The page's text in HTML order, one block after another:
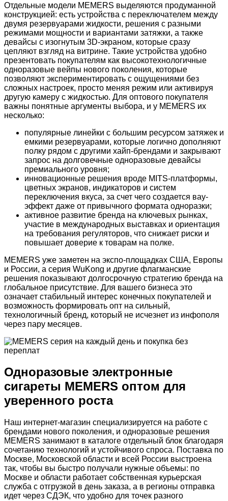
Отдельные модели MEMERS выделяются продуманной
конструкцией: есть устройства с переключателем между
двумя резервуарами жидкости, решения с разными
режимами мощности и вариантами затяжки, а также
девайсы с изогнутым 3D-экраном, которые сразу
цепляют взгляд на витрине. Такие устройства удобно
презентовать покупателям как высокотехнологичные
одноразовые вейпы нового поколения, которые
позволяют экспериментировать с ощущениями без
сложных настроек, просто меняя режим или активируя
другую камеру с жидкостью. Для оптового покупателя
важны понятные аргументы выбора, и у MEMERS их
несколько:
популярные линейки с большим ресурсом затяжек и
емкими резервуарами, которые логично дополняют
полку рядом с другими хайп-брендами и закрывают
запрос на долговечные одноразовые девайсы
премиального уровня;
инновационные решения вроде MITS-платформы,
цветных экранов, индикаторов и систем
переключения вкуса, за счет чего создается вау-
эффект даже от привычного формата одноразки;
активное развитие бренда на ключевых рынках,
участие в международных выставках и ориентация
на требования регуляторов, что снижает риски и
повышает доверие к товарам на полке.
MEMERS уже заметен на экспо-площадках США, Европы
и России, а серия WuKong и другие флагманские
решения показывают долгосрочную стратегию бренда на
глобальное присутствие. Для вашего бизнеса это
означает стабильный интерес конечных покупателей и
возможность формировать опт на сильный,
технологичный бренд, который не исчезнет из инфополя
через пару месяцев.
Одноразовые электронные
сигареты MEMERS оптом для
уверенного роста
Наш интернет-магазин специализируется на работе с
брендами нового поколения, и одноразовые решения
MEMERS занимают в каталоге отдельный блок благодаря
сочетанию технологий и устойчивого спроса. Поставка по
Москве, Московской области и всей России выстроена
так, чтобы вы быстро получали нужные объемы: по
Москве и области работает собственная курьерская
служба с отгрузкой в день заказа, а в регионы отправка
идет через СДЭК, что удобно для точек разного